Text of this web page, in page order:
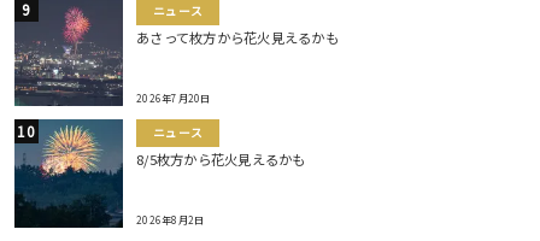
ニュース
あさって枚方から花火見えるかも
2026年7月20日
ニュース
8/5枚方から花火見えるかも
2026年8月2日